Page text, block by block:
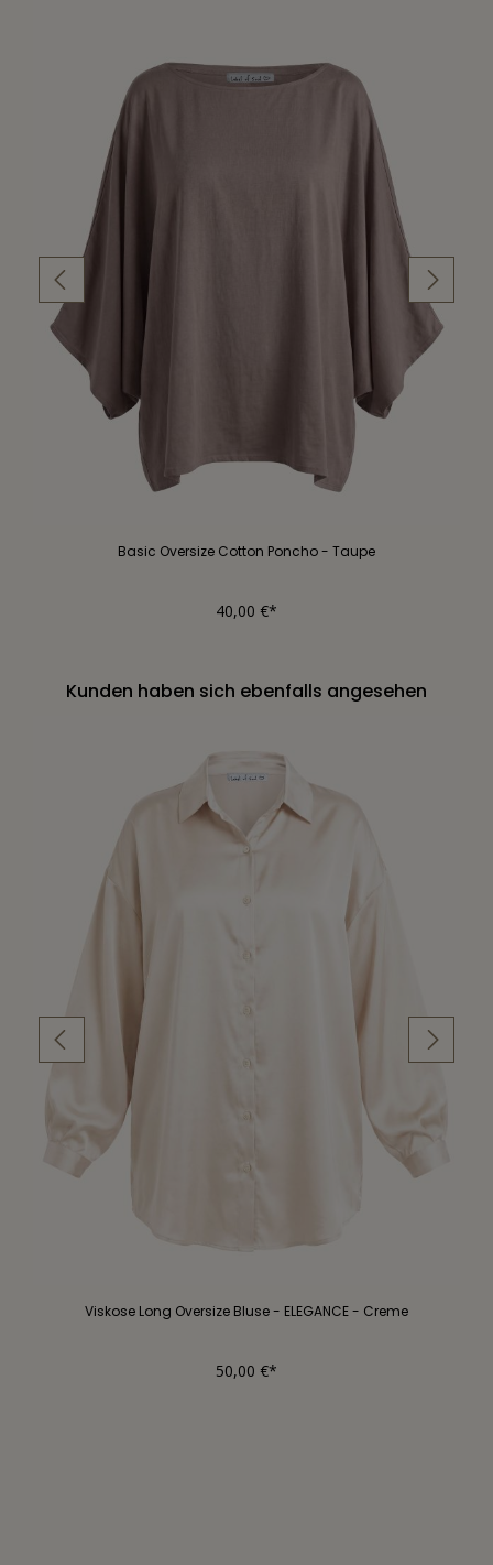
Basic Oversize Cotton Poncho - Taupe
40,00 €*
Kunden haben sich ebenfalls angesehen
Viskose Long Oversize Bluse - ELEGANCE - Creme
50,00 €*